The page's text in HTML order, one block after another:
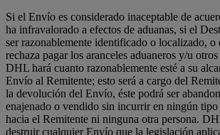
Si el Envío es considerado inaceptable de
ha infravalorado a efectos de aduanas, si el
ser razonablemente identificado o localizado, o
rechaza pagar los aranceles aduaneros y/u
DHL hará cuanto razonablemente esté a su
Envío al Remitente; esto será a cargo del
la devolución del Envío, éste podrá ser
enajenado o vendido sin incurrir en ningún tipo
hacia el Remitente ni ninguna otra persona.
destruir cualquier Envío que la legislación